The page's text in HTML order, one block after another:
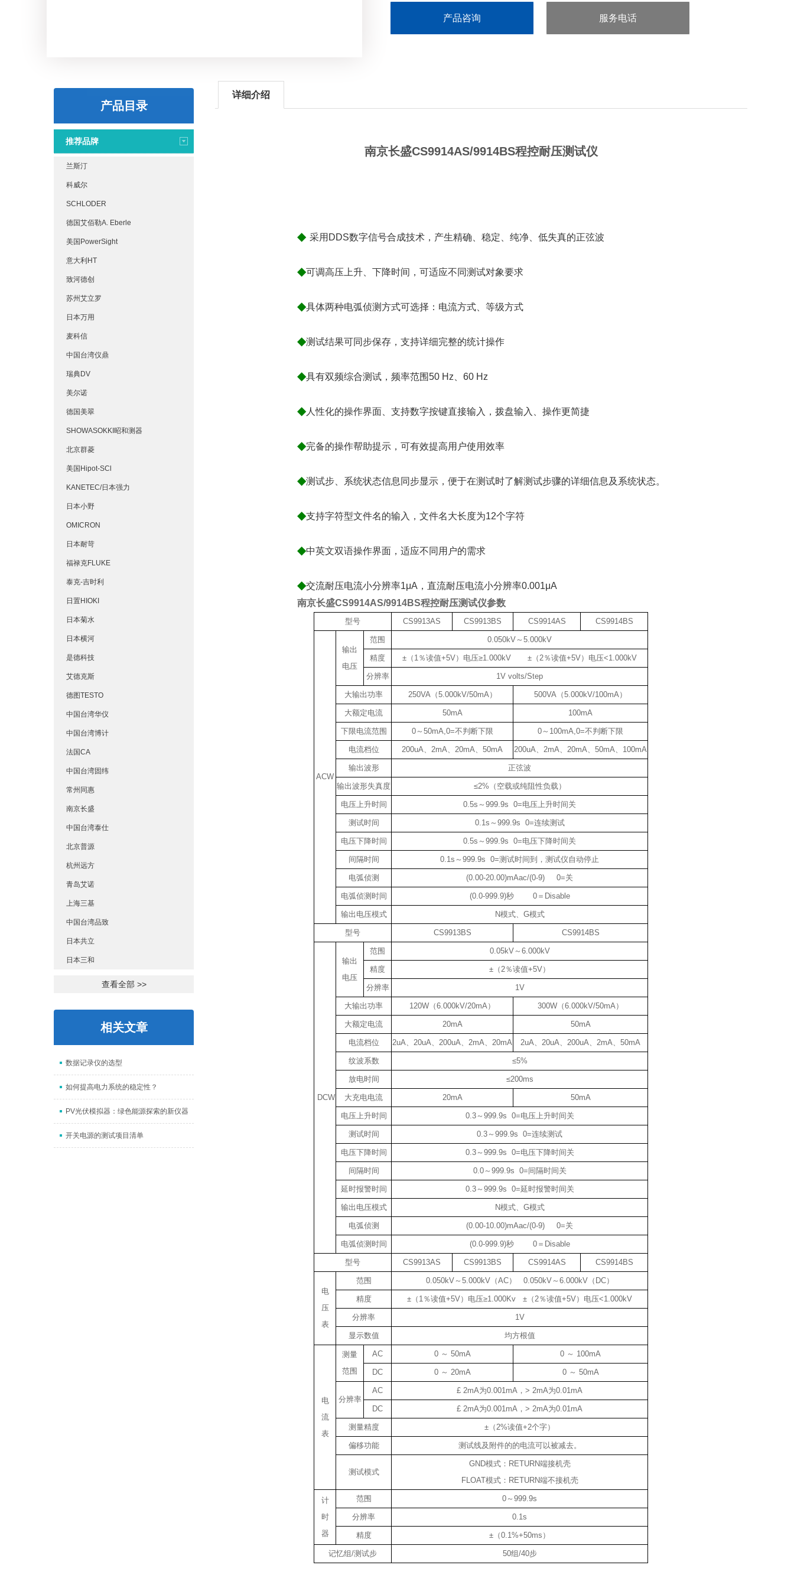
产品咨询 服务电话
产品目录
推荐品牌
兰斯汀
科威尔
SCHLODER
德国艾佰勒A. Eberle
美国PowerSight
意大利HT
致河德创
苏州艾立罗
日本万用
麦科信
中国台湾仪鼎
瑞典DV
美尔诺
德国美翠
SHOWASOKKI昭和测器
北京群菱
美国Hipot-SCl
KANETEC/日本强力
日本小野
OMICRON
日本耐苛
福禄克FLUKE
泰克-吉时利
日置HIOKI
日本菊水
日本横河
是德科技
艾德克斯
德图TESTO
中国台湾华仪
中国台湾博计
法国CA
中国台湾固纬
常州同惠
南京长盛
中国台湾泰仕
北京普源
杭州远方
青岛艾诺
上海三基
中国台湾品致
日本共立
日本三和
查看全部 >>
相关文章
数据记录仪的选型
如何提高电力系统的稳定性？
PV光伏模拟器：绿色能源探索的新仪器
开关电源的测试项目清单
详细介绍
南京长盛CS9914AS/9914BS程控耐压测试仪
◆ 采用DDS数字信号合成技术，产生精确、稳定、纯净、低失真的正弦波
◆可调高压上升、下降时间，可适应不同测试对象要求
◆具体两种电弧侦测方式可选择：电流方式、等级方式
◆测试结果可同步保存，支持详细完整的统计操作
◆具有双频综合测试，频率范围50 Hz、60 Hz
◆人性化的操作界面、支持数字按键直接输入，拨盘输入、操作更简捷
◆完备的操作帮助提示，可有效提高用户使用效率
◆测试步、系统状态信息同步显示，便于在测试时了解测试步骤的详细信息及系统状态。
◆支持字符型文件名的输入，文件名大长度为12个字符
◆中英文双语操作界面，适应不同用户的需求
◆交流耐压电流小分辨率1μA，直流耐压电流小分辨率0.001μA
南京长盛CS9914AS/9914BS程控耐压测试仪参数
型号 CS9913AS CS9913BS CS9914AS CS9914BS
ACW
输出
电压
范围 0.050kV～5.000kV
精度 ±（1％读值+5V）电压≥1.000kV ±（2％读值+5V）电压<1.000kV
分辨率 1V volts/Step
大输出功率 250VA（5.000kV/50mA） 500VA（5.000kV/100mA）
大额定电流 50mA 100mA
下限电流范围 0～50mA,0=不判断下限 0～100mA,0=不判断下限
电流档位 200uA、2mA、20mA、50mA 200uA、2mA、20mA、50mA、100mA
输出波形 正弦波
输出波形失真度 ≤2%（空载或纯阻性负载）
电压上升时间 0.5s～999.9s 0=电压上升时间关
测试时间 0.1s～999.9s 0=连续测试
电压下降时间 0.5s～999.9s 0=电压下降时间关
间隔时间 0.1s～999.9s 0=测试时间到，测试仪自动停止
电弧侦测 (0.00-20.00)mAac/(0-9) 0=关
电弧侦测时间 (0.0-999.9)秒 0＝Disable
输出电压模式 N模式、G模式
型号 CS9913BS CS9914BS
DCW
输出
电压
范围 0.05kV～6.000kV
精度 ±（2％读值+5V）
分辨率 1V
大输出功率 120W（6.000kV/20mA） 300W（6.000kV/50mA）
大额定电流 20mA 50mA
电流档位 2uA、20uA、200uA、2mA、20mA 2uA、20uA、200uA、2mA、50mA
纹波系数 ≤5%
放电时间 ≤200ms
大充电电流 20mA 50mA
电压上升时间 0.3～999.9s 0=电压上升时间关
测试时间 0.3～999.9s 0=连续测试
电压下降时间 0.3～999.9s 0=电压下降时间关
间隔时间 0.0～999.9s 0=间隔时间关
延时报警时间 0.3～999.9s 0=延时报警时间关
输出电压模式 N模式、G模式
电弧侦测 (0.00-10.00)mAac/(0-9) 0=关
电弧侦测时间 (0.0-999.9)秒 0＝Disable
型号 CS9913AS CS9913BS CS9914AS CS9914BS
电
压
表
范围 0.050kV～5.000kV（AC） 0.050kV～6.000kV（DC）
精度 ±（1％读值+5V）电压≥1.000Kv ±（2％读值+5V）电压<1.000kV
分辨率 1V
显示数值 均方根值
电
流
表
测量
范围
AC 0 ～ 50mA 0 ～ 100mA
DC 0 ～ 20mA 0 ～ 50mA
分辨率
AC £ 2mA为0.001mA，> 2mA为0.01mA
DC £ 2mA为0.001mA，> 2mA为0.01mA
测量精度 ±（2%读值+2个字）
偏移功能 测试线及附件的的电流可以被减去。
测试模式
GND模式：RETURN端接机壳
FLOAT模式：RETURN端不接机壳
计
时
器
范围 0～999.9s
分辨率 0.1s
精度 ±（0.1%+50ms）
记忆组/测试步 50组/40步